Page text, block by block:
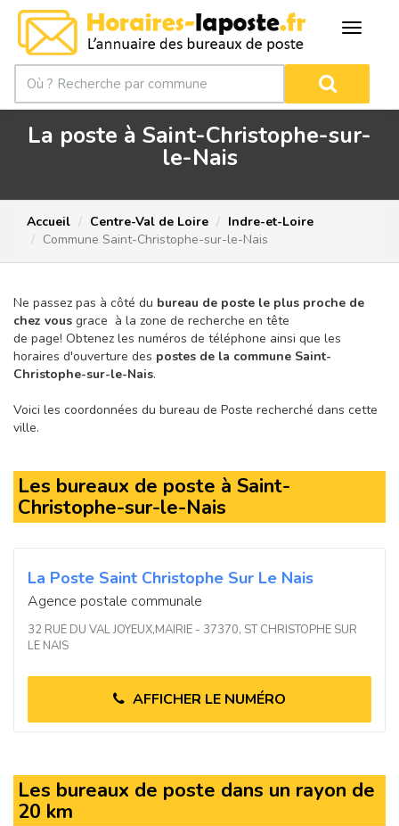
La poste à Saint-Christophe-sur-
le-Nais
Accueil Centre-Val de Loire
Indre-et-Loire
Commune Saint-Christophe-sur-le-Nais
Ne passez pas à côté du bureau de poste le plus proche de
chez vous grace à la zone de recherche en tête
de page! Obtenez les numéros de téléphone ainsi que les
horaires d'ouverture des postes de la commune Saint-
Christophe-sur-le-Nais.
Voici les coordonnées du bureau de Poste recherché dans cette
ville.
Les bureaux de poste à Saint-
Christophe-sur-le-Nais
La Poste Saint Christophe Sur Le Nais
Agence postale communale
32 RUE DU VAL JOYEUX,MAIRIE - 37370, ST CHRISTOPHE SUR
LE NAIS
AFFICHER LE NUMÉRO
Les bureaux de poste dans un rayon de
20 km